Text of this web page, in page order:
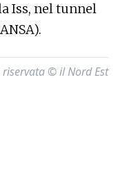
Iss, nel tunnel
© il Nord Est